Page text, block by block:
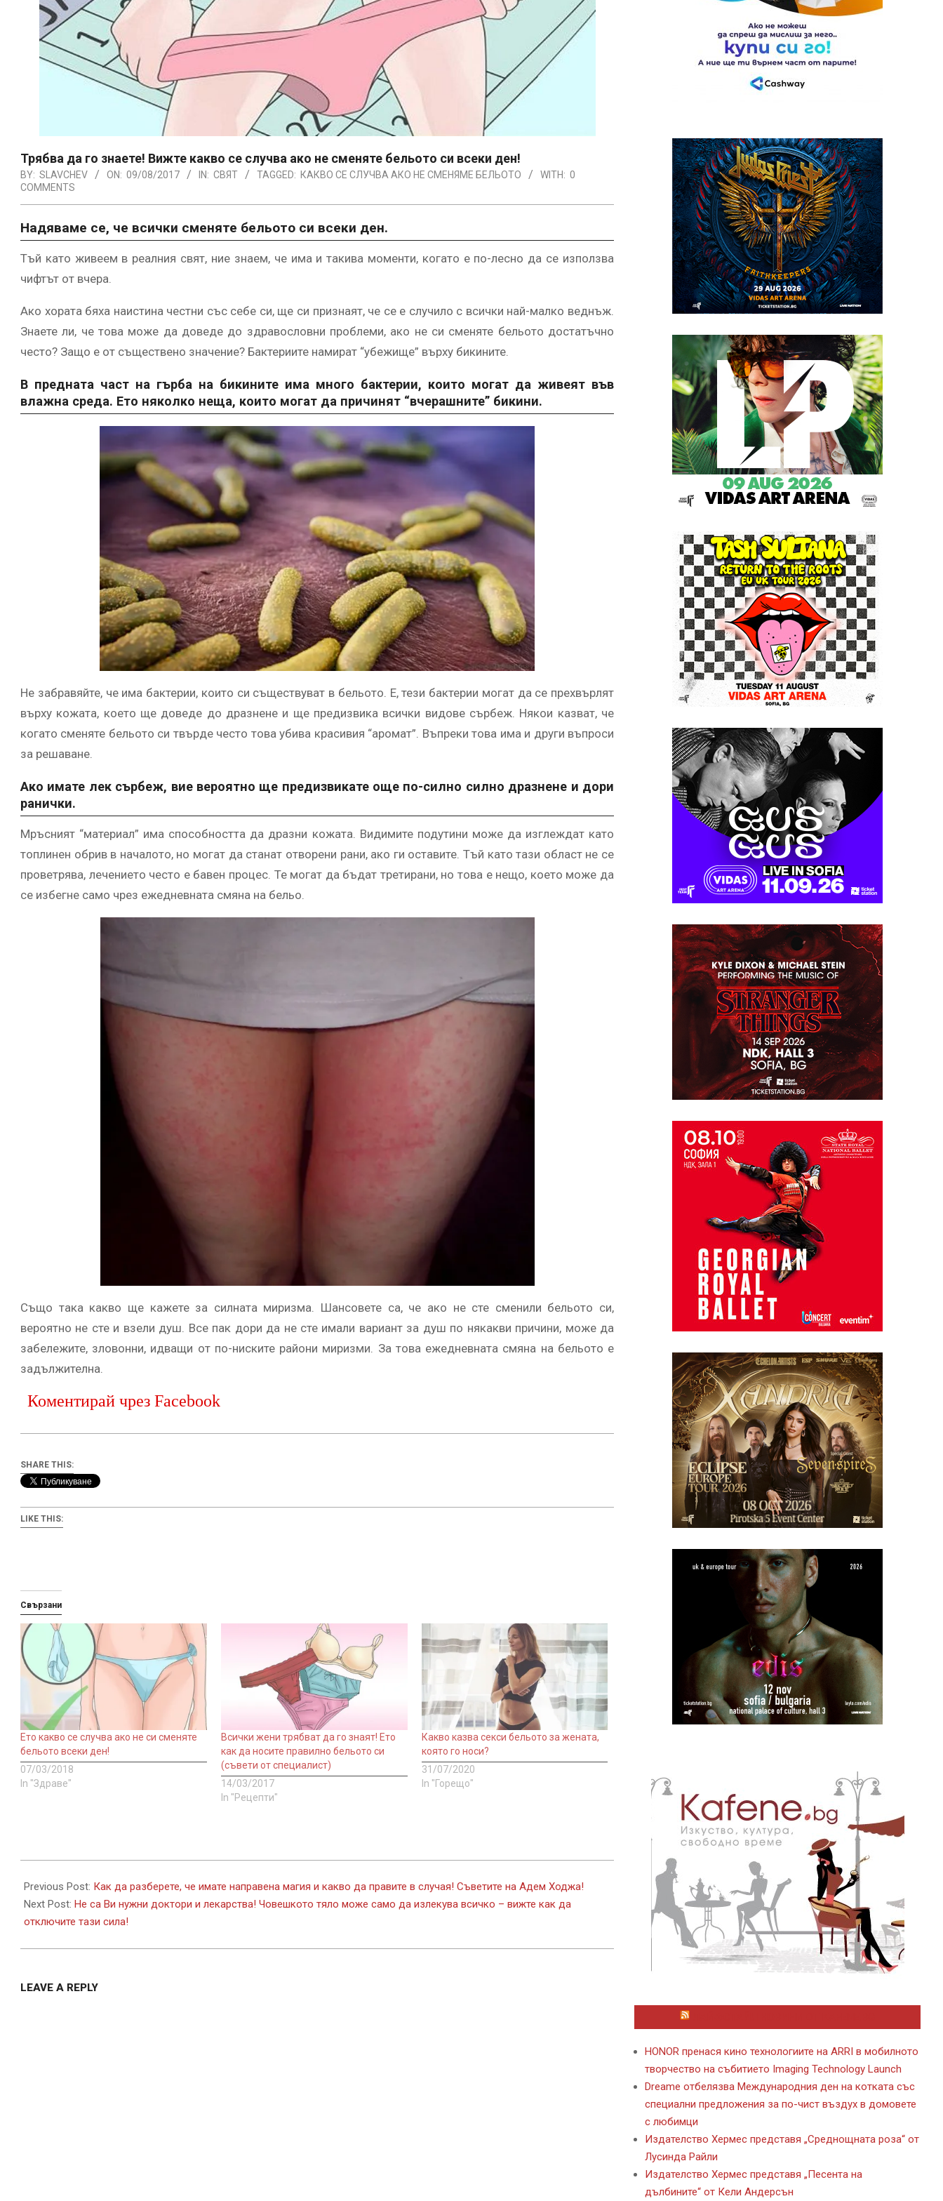
Трябва да го знаете! Вижте какво се случва ако не сменяте бельото си всеки ден!
BY: SLAVCHEV ON: 09/08/2017 IN: СВЯТ TAGGED: КАКВО СЕ СЛУЧВА АКО НЕ СМЕНЯМЕ БЕЛЬОТО WITH: 0
COMMENTS
Надяваме се, че всички сменяте бельото си всеки ден.
Тъй като живеем в реалния свят, ние знаем, че има и такива моменти, когато е по-лесно да се използва
чифтът от вчера.
Ако хората бяха наистина честни със себе си, ще си признаят, че се е случило с всички най-малко веднъж.
Знаете ли, че това може да доведе до здравословни проблеми, ако не си сменяте бельото достатъчно
често? Защо е от съществено значение? Бактериите намират “убежище” върху бикините.
В предната част на гърба на бикините има много бактерии, които могат да живеят във
влажна среда. Ето няколко неща, които могат да причинят “вчерашните” бикини.
Не забравяйте, че има бактерии, които си съществуват в бельото. Е, тези бактерии могат да се прехвърлят
върху кожата, което ще доведе до дразнене и ще предизвика всички видове сърбеж. Някои казват, че
когато сменяте бельото си твърде често това убива красивия “аромат”. Въпреки това има и други въпроси
за решаване.
Ако имате лек сърбеж, вие вероятно ще предизвикате още по-силно силно дразнене и дори
ранички.
Мръсният “материал” има способността да дразни кожата. Видимите подутини може да изглеждат като
топлинен обрив в началото, но могат да станат отворени рани, ако ги оставите. Тъй като тази област не се
проветрява, лечението често е бавен процес. Те могат да бъдат третирани, но това е нещо, което може да
се избегне само чрез ежедневната смяна на бельо.
Също така какво ще кажете за силната миризма. Шансовете са, че ако не сте сменили бельото си,
вероятно не сте и взели душ. Все пак дори да не сте имали вариант за душ по някакви причини, може да
забележите, зловонни, идващи от по-ниските райони миризми. За това ежедневната смяна на бельото е
задължителна.
Коментирай чрез Facebook
SHARE THIS:
LIKE THIS:
Свързани
Ето какво се случва ако не си сменяте
бельото всеки ден!
07/03/2018
In "Здраве"
Всички жени трябват да го знаят! Ето
как да носите правилно бельото си
(съвети от специалист)
14/03/2017
In "Рецепти"
Какво казва секси бельото за жената,
която го носи?
31/07/2020
In "Горещо"
08-
09
Previous Post: Как да разберете, че имате направена магия и какво да правите в случая! Съветите на Адем Ходжа!
Next Post: Не са Ви нужни доктори и лекарства! Човешкото тяло може само да излекува всичко – вижте как да
отключите тази сила!
LEAVE A REPLY
HONOR пренася кино технологиите на ARRI в мобилното
творчество на събитието Imaging Technology Launch
Dreame отбелязва Международния ден на котката със
специални предложения за по-чист въздух в домовете
с любимци
Издателство Хермес представя „Среднощната роза“ от
Лусинда Райли
Издателство Хермес представя „Песента на
дълбините“ от Кели Андерсън